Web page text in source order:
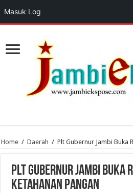
Home / Daerah / Plt Gubernur Jambi Buka
Plt Gubernur Jambi Buka
Ketahanan Pangan
Masuk Log